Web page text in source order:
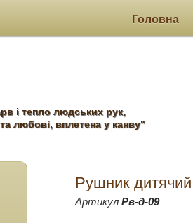
Головна
і тепло людських рук,
любові, вплетена у канву"
Рушник дитячий
Артикул Рв-д-09